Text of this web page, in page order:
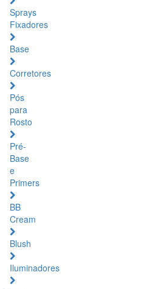
Sprays
Fixadores
Base
Corretores
Pós
para
Rosto
Pré-
Base
e
Primers
BB
Cream
Blush
Iluminadores